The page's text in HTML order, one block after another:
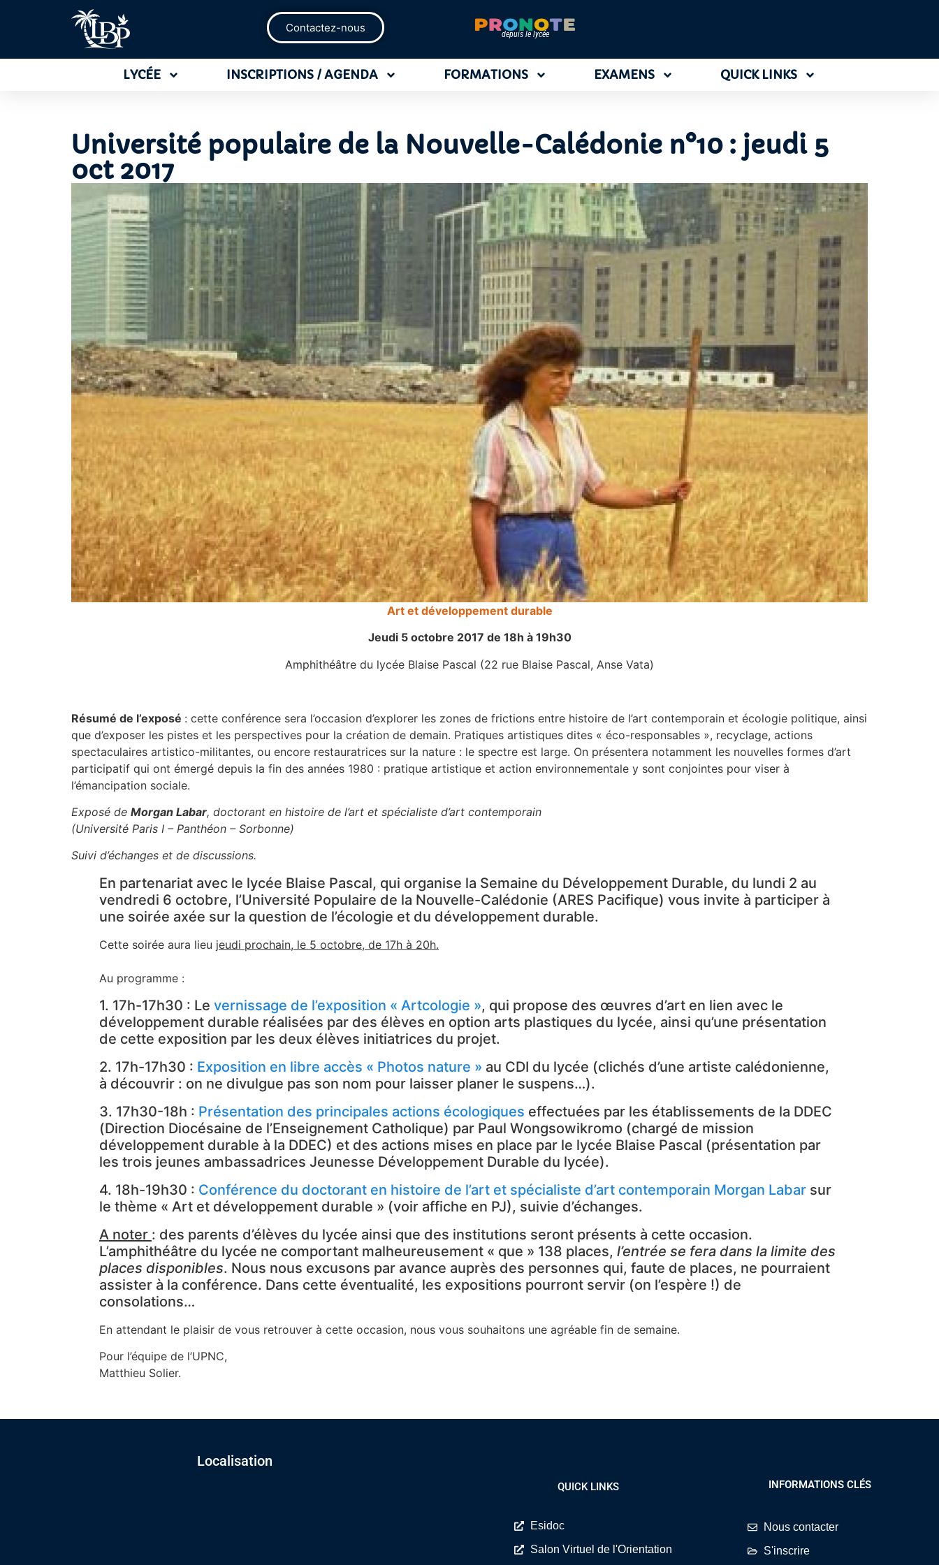
Contactez-nous
depuis le lycée
LYCÉE INSCRIPTIONS / AGENDA FORMATIONS EXAMENS QUICK LINKS
Université populaire de la Nouvelle-Calédonie n°10 : jeudi 5
oct 2017
Art et développement durable
Jeudi 5 octobre 2017 de 18h à 19h30
Amphithéâtre du lycée Blaise Pascal (22 rue Blaise Pascal, Anse Vata)
Résumé de l’exposé : cette conférence sera l’occasion d’explorer les zones de frictions entre histoire de l’art contemporain et écologie politique, ainsi
que d’exposer les pistes et les perspectives pour la création de demain. Pratiques artistiques dites « éco-responsables », recyclage, actions
spectaculaires artistico-militantes, ou encore restauratrices sur la nature : le spectre est large. On présentera notamment les nouvelles formes d’art
participatif qui ont émergé depuis la fin des années 1980 : pratique artistique et action environnementale y sont conjointes pour viser à
l’émancipation sociale.
Exposé de Morgan Labar, doctorant en histoire de l’art et spécialiste d’art contemporain
(Université Paris I – Panthéon – Sorbonne)
Suivi d’échanges et de discussions.
En partenariat avec le lycée Blaise Pascal, qui organise la Semaine du Développement Durable, du lundi 2 au
vendredi 6 octobre, l’Université Populaire de la Nouvelle-Calédonie (ARES Pacifique) vous invite à participer à
une soirée axée sur la question de l’écologie et du développement durable.
Cette soirée aura lieu jeudi prochain, le 5 octobre, de 17h à 20h.
Au programme :
1. 17h-17h30 : Le vernissage de l’exposition « Artcologie », qui propose des œuvres d’art en lien avec le
développement durable réalisées par des élèves en option arts plastiques du lycée, ainsi qu’une présentation
de cette exposition par les deux élèves initiatrices du projet.
2. 17h-17h30 : Exposition en libre accès « Photos nature » au CDI du lycée (clichés d’une artiste calédonienne,
à découvrir : on ne divulgue pas son nom pour laisser planer le suspens…).
3. 17h30-18h : Présentation des principales actions écologiques effectuées par les établissements de la DDEC
(Direction Diocésaine de l’Enseignement Catholique) par Paul Wongsowikromo (chargé de mission
développement durable à la DDEC) et des actions mises en place par le lycée Blaise Pascal (présentation par
les trois jeunes ambassadrices Jeunesse Développement Durable du lycée).
4. 18h-19h30 : Conférence du doctorant en histoire de l’art et spécialiste d’art contemporain Morgan Labar sur
le thème « Art et développement durable » (voir affiche en PJ), suivie d’échanges.
A noter : des parents d’élèves du lycée ainsi que des institutions seront présents à cette occasion.
L’amphithéâtre du lycée ne comportant malheureusement « que » 138 places, l’entrée se fera dans la limite des
places disponibles. Nous nous excusons par avance auprès des personnes qui, faute de places, ne pourraient
assister à la conférence. Dans cette éventualité, les expositions pourront servir (on l’espère !) de
consolations…
En attendant le plaisir de vous retrouver à cette occasion, nous vous souhaitons une agréable fin de semaine.
Pour l’équipe de l’UPNC,
Matthieu Solier.
Localisation
QUICK LINKS
Esidoc
Salon Virtuel de l'Orientation
INFORMATIONS CLÉS
Nous contacter
S'inscrire